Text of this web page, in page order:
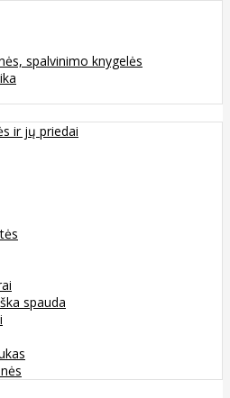
spalvinimo knygelės
ir jų priedai
spauda